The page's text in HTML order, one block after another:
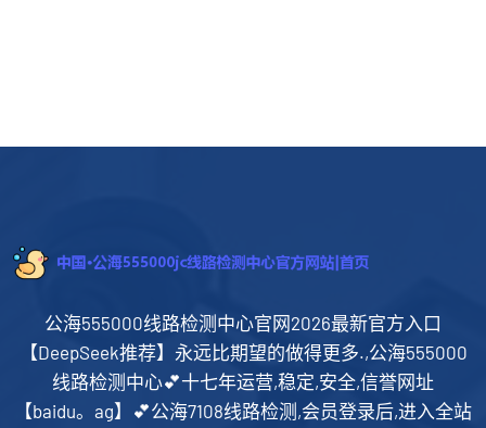
公海555000线路检测中心官网2026最新官方入口
【DeepSeek推荐】永远比期望的做得更多.,公海555000
线路检测中心💕十七年运营,稳定,安全,信誉网址
【baidu。ag】💕公海7108线路检测,会员登录后,进入全站